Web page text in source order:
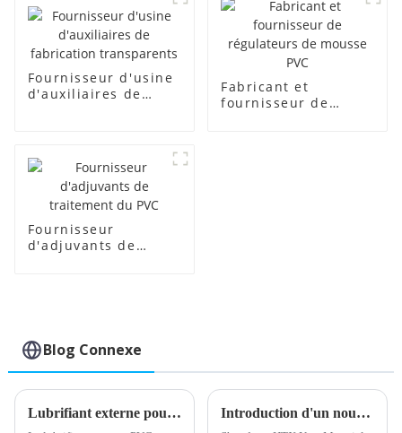
Fournisseur d'usine
d'auxiliaires de
Fabricant et
fournisseur de
Fournisseur
d'adjuvants de
Blog Connexe
Lubrifiant externe pour PVC : amélioration des performances et de la durabilité Introduction d'un nouveau stabilisant calcium-zinc pour les formulations de PVC